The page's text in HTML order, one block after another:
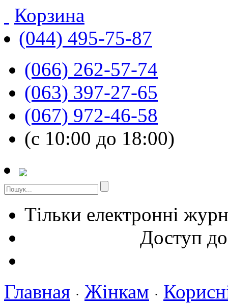
Корзина
(044) 495-75-87
(066) 262-57-74
(063) 397-27-65
(067) 972-46-58
(с 10:00 до 18:00)
Тільки електронні
Доступ
Главная · Жінкам ·